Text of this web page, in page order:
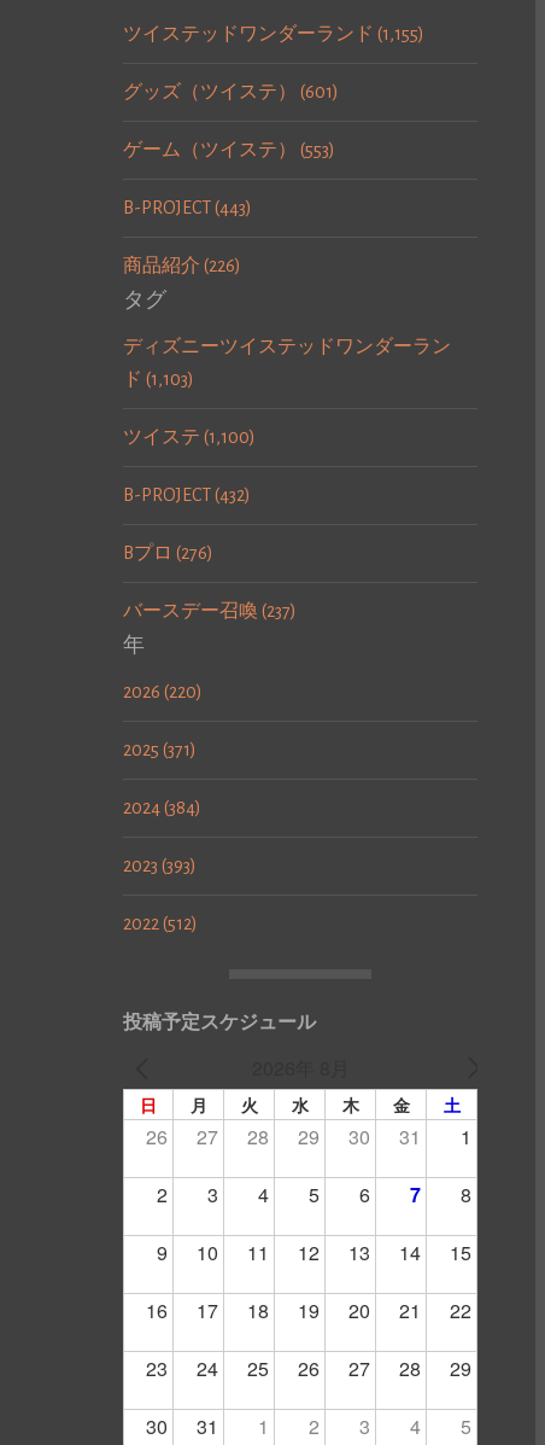
ツイステッドワンダーランド (1,155)
グッズ（ツイステ） (601)
ゲーム（ツイステ） (553)
B-PROJECT (443)
商品紹介 (226)
タグ
ディズニーツイステッドワンダーラン
ド (1,103)
ツイステ (1,100)
B-PROJECT (432)
Bプロ (276)
バースデー召喚 (237)
年
2026 (220)
2025 (371)
2024 (384)
2023 (393)
2022 (512)
投稿予定スケジュール
日 月 火 水 木 金 土
26 27 28 29 30 31 1
2 3 4 5 6 7 8
9 10 11 12 13 14 15
16 17 18 19 20 21 22
23 24 25 26 27 28 29
30 31 1 2 3 4 5